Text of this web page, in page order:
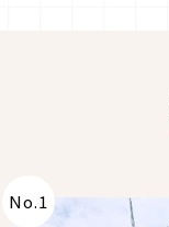
No.1